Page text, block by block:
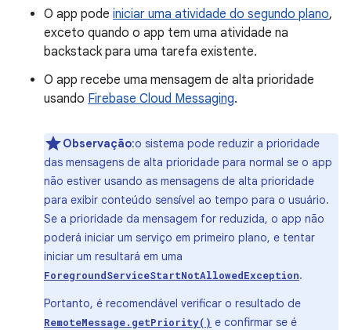
O app pode iniciar uma atividade do segundo plano,
exceto quando o app tem uma atividade na
backstack para uma tarefa existente.
O app recebe uma mensagem de alta prioridade
usando Firebase Cloud Messaging.
Observação:o sistema pode reduzir a prioridade
das mensagens de alta prioridade para normal se o app
não estiver usando as mensagens de alta prioridade
para exibir conteúdo sensível ao tempo para o usuário.
Se a prioridade da mensagem for reduzida, o app não
poderá iniciar um serviço em primeiro plano, e tentar
iniciar um resultará em uma
ForegroundServiceStartNotAllowedException.
Portanto, é recomendável verificar o resultado de
RemoteMessage.getPriority() e confirmar se é